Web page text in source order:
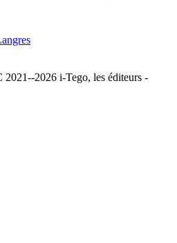
2026 i-Tego, les éditeurs -